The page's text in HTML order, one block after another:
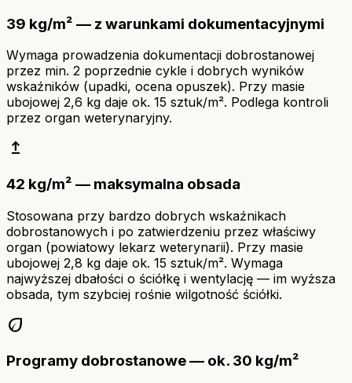
39 kg/m² — z warunkami dokumentacyjnymi
Wymaga prowadzenia dokumentacji dobrostanowej
przez min. 2 poprzednie cykle i dobrych wyników
wskaźników (upadki, ocena opuszek). Przy masie
ubojowej 2,6 kg daje ok. 15 sztuk/m². Podlega kontroli
przez organ weterynaryjny.
upgrade
42 kg/m² — maksymalna obsada
Stosowana przy bardzo dobrych wskaźnikach
dobrostanowych i po zatwierdzeniu przez właściwy
organ (powiatowy lekarz weterynarii). Przy masie
ubojowej 2,8 kg daje ok. 15 sztuk/m². Wymaga
najwyższej dbałości o ściółkę i wentylację — im wyższa
obsada, tym szybciej rośnie wilgotność ściółki.
eco
Programy dobrostanowe — ok. 30 kg/m²